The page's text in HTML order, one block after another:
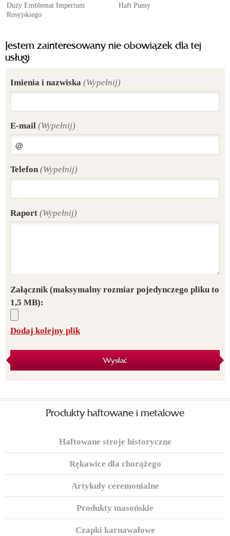
Duży Emblemat Imperium
Rosyjskiego
Haft Pumy
Jestem zainteresowany nie obowiązek dla tej
usługi
Imienia i nazwiska (Wypełnij)
E-mail (Wypełnij)
Telefon (Wypełnij)
Raport (Wypełnij)
Załącznik (maksymalny rozmiar pojedynczego pliku to
1,5 MB):
Dodaj kolejny plik
Wysłać
Produkty haftowane i metalowe
Haftowane stroje historyczne
Rękawice dla chorążego
Artykuły ceremonialne
Produkty masońskie
Czapki karnawałowe